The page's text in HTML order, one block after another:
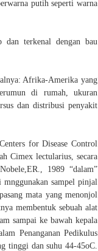
putih seperti warna
dan terkenal dengan bau
Afrika-Amerika yang
di rumah, ukuran
dan distribusi penyakit
for Disease Control
Cimex lectularius, secara
1989 “dalam”
sampel pinjal
mata yang menonjol
membentuk sebuah alat
sampai ke bawah kepala
Penanganan Pedikulus
tinggi dan suhu 44-45oC.